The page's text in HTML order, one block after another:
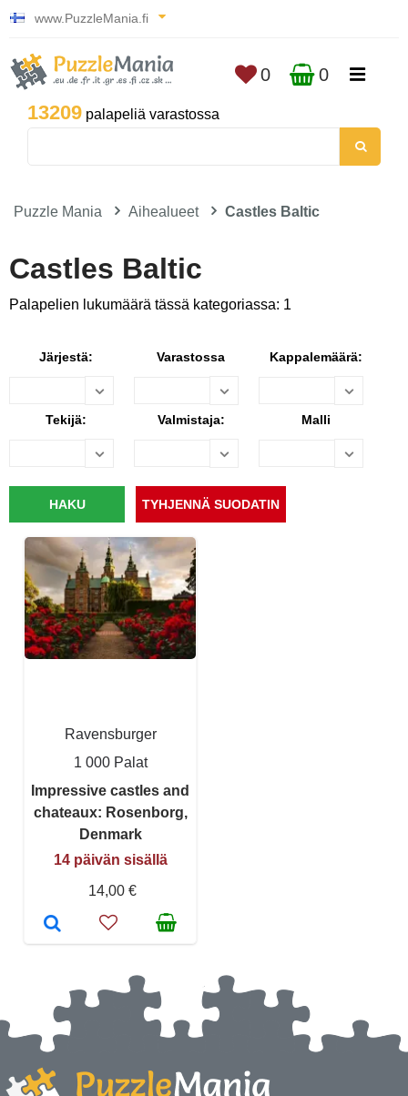
www.PuzzleMania.fi
13209 palapeliä varastossa
0 0
Puzzle Mania Aihealueet Castles Baltic
Castles Baltic
Palapelien lukumäärä tässä kategoriassa: 1
Järjestä: Varastossa Kappalemäärä:
Tekijä: Valmistaja: Malli
Ravensburger
1 000 Palat
Impressive castles and
chateaux: Rosenborg,
Denmark
14 päivän sisällä
14,00 €